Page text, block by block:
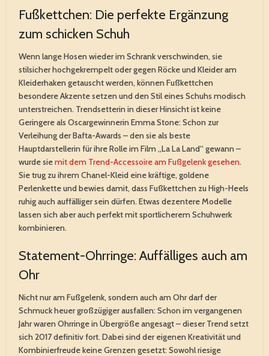
Fußkettchen: Die perfekte Ergänzung
zum schicken Schuh
Wenn lange Hosen wieder im Schrank verschwinden, sie
stilsicher hochgekrempelt oder gegen Röcke und Kleider am
Kleiderhaken getauscht werden, können Fußkettchen
besondere Akzente setzen und den Stil eines Schuhs modisch
unterstreichen. Trendsetterin in dieser Hinsicht ist keine
Geringere als Oscargewinnerin Emma Stone: Schon zur
Verleihung der Bafta-Awards – den sie als beste
Hauptdarstellerin für ihre Rolle im Film „La La Land“ gewann –
wurde siemit dem Trend-Accessoire am Fußgelenk gesehen.
Sie trug zu ihrem Chanel-Kleid eine kräftige, goldene
Perlenkette und bewies damit, dass Fußkettchen zu High-Heels
ruhig auch auffälliger sein dürfen. Etwas dezentere Modelle
lassen sich aber auch perfekt mit sportlicherem Schuhwerk
kombinieren.
Statement-Ohrringe: Auffälliges auch am
Ohr
Nicht nur am Fußgelenk, sondern auch am Ohr darf der
Schmuck heuer großzügiger ausfallen: Schon im vergangenen
Jahr waren Ohrringe in Übergröße angesagt – dieser Trend setzt
sich 2017 definitiv fort. Dabei sind der eigenen Kreativität und
Kombinierfreude keine Grenzen gesetzt: Sowohl riesige